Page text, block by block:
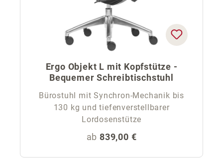
Ergo Objekt L mit Kopfstütze -
Bequemer Schreibtischstuhl
Bürostuhl mit Synchron-Mechanik bis
130 kg und tiefenverstellbarer
Lordosenstütze
Regulärer Preis:
ab 839,00 €